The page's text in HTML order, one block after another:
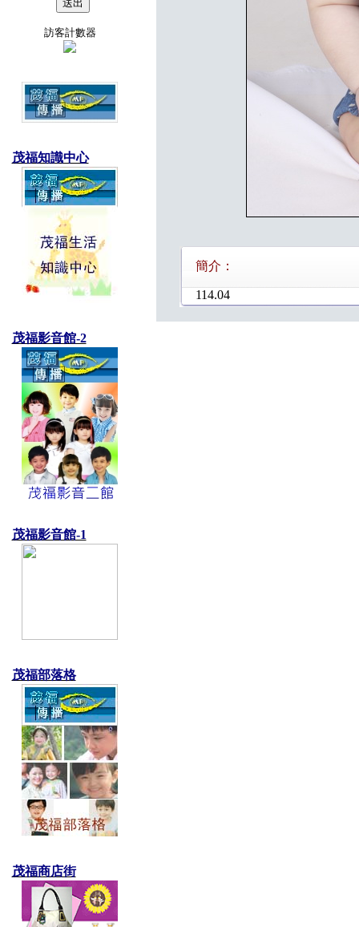
訪客計數器
茂福知識中心
茂福影音館-2
茂福影音館-1
茂福部落格
茂福商店街
簡介：
114.04